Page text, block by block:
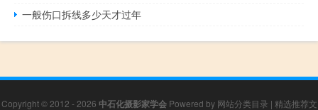
一般伤口拆线多少天才过年
Copyright © 2012 - 2026 中石化摄影家学会Powered by 网站分类目录 | 精选推荐文